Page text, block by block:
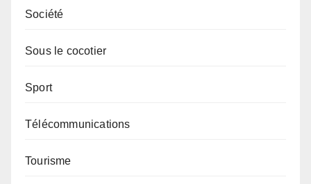
Société
Sous le cocotier
Sport
Télécommunications
Tourisme